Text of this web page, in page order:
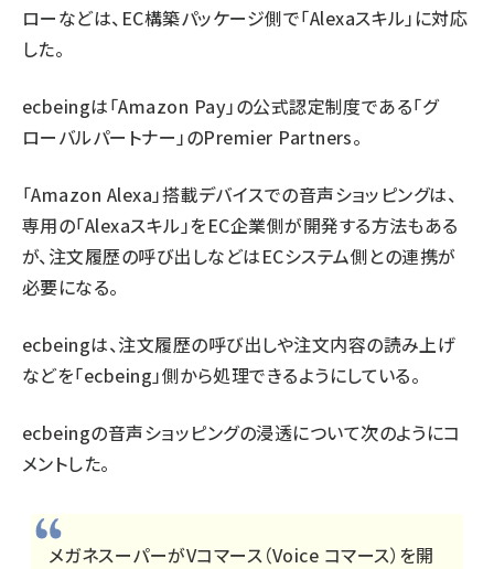
ローなどは、EC構築パッケージ側で「Alexaスキル」に対応
した。
ecbeingは「Amazon Pay」の公式認定制度である「グ
ローバルパートナー」のPremier Partners。
「Amazon Alexa」搭載デバイスでの音声ショッピングは、
専用の「Alexaスキル」をEC企業側が開発する方法もある
が、注文履歴の呼び出しなどはECシステム側との連携が
必要になる。
ecbeingは、注文履歴の呼び出しや注文内容の読み上げ
などを「ecbeing」側から処理できるようにしている。
ecbeingの音声ショッピングの浸透について次のようにコ
メントした。
メガネスーパーがVコマース（Voice コマース）を開